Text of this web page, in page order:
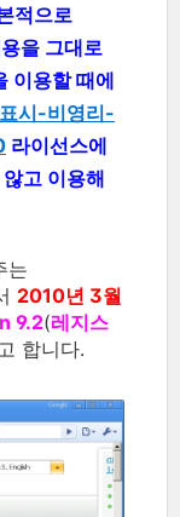
적으로
을 그대로
이용할 때에
시-비영리-
라이선스에
고 이용해
는
2010년 3월
9.2(레지스
합니다.